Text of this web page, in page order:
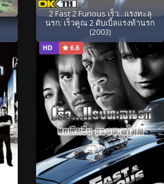
2 Fast 2 Furious เร็ว...แรงทะลุ
นรก: เร็วคูณ 2 ดับเบิ้ลแรงท้านรก
(2003)
HD 6.6